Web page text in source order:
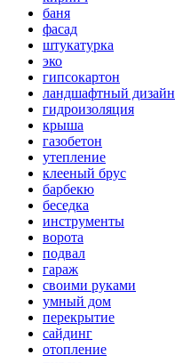
баня
фасад
штукатурка
эко
гипсокартон
ландшафтный дизайн
гидроизоляция
крыша
газобетон
утепление
клееный брус
барбекю
беседка
инструменты
ворота
подвал
гараж
своими руками
умный дом
перекрытие
сайдинг
отопление